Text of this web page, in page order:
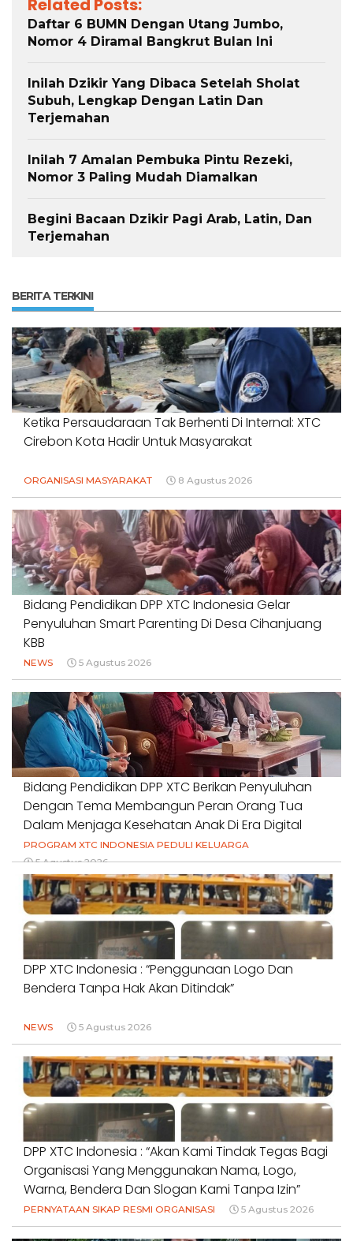
Related Posts:
Daftar 6 BUMN Dengan Utang Jumbo,
Nomor 4 Diramal Bangkrut Bulan Ini
Inilah Dzikir Yang Dibaca Setelah Sholat
Subuh, Lengkap Dengan Latin Dan
Terjemahan
Inilah 7 Amalan Pembuka Pintu Rezeki,
Nomor 3 Paling Mudah Diamalkan
Begini Bacaan Dzikir Pagi Arab, Latin, Dan
Terjemahan
BERITA TERKINI
Ketika Persaudaraan Tak Berhenti Di Internal: XTC
Cirebon Kota Hadir Untuk Masyarakat
ORGANISASI MASYARAKAT 8 Agustus 2026
Bidang Pendidikan DPP XTC Indonesia Gelar
Penyuluhan Smart Parenting Di Desa Cihanjuang
KBB
NEWS 5 Agustus 2026
Bidang Pendidikan DPP XTC Berikan Penyuluhan
Dengan Tema Membangun Peran Orang Tua
Dalam Menjaga Kesehatan Anak Di Era Digital
PROGRAM XTC INDONESIA PEDULI KELUARGA
5 Agustus 2026
DPP XTC Indonesia : “Penggunaan Logo Dan
Bendera Tanpa Hak Akan Ditindak”
NEWS 5 Agustus 2026
DPP XTC Indonesia : “Akan Kami Tindak Tegas Bagi
Organisasi Yang Menggunakan Nama, Logo,
Warna, Bendera Dan Slogan Kami Tanpa Izin”
PERNYATAAN SIKAP RESMI ORGANISASI 5 Agustus 2026